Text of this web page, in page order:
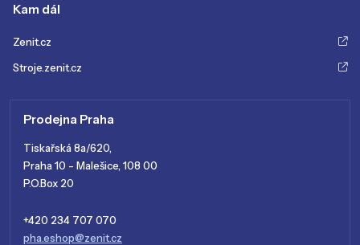
Kam dál
Zenit.cz
Stroje.zenit.cz
Prodejna Praha
Tiskařská 8a/620,
Praha 10 - Malešice, 108 00
P.O.Box 20
+420 234 707 070
pha.eshop@zenit.cz